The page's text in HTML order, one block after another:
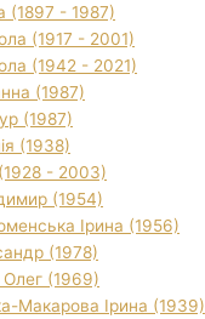
(1897 - 1987)
(1917 - 2001)
(1942 - 2021)
(1987)
(1987)
(1938)
- 2003)
(1954)
Ірина (1956)
(1978)
(1969)
Макарова Ірина (1939)